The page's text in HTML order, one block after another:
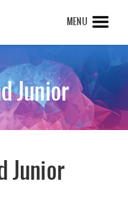
MENU
Junior
Junior